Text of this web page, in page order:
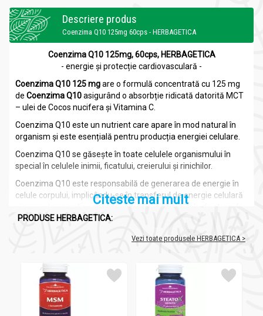
Descriere produs
Coenzima Q10 125mg 60cps - HERBAGETICA
Coenzima Q10 125mg, 60cps, HERBAGETICA
- energie și protecție cardiovasculară -
Coenzima Q10 125 mgare o formulă concentrată cu 125 mg
de Coenzima Q10asigurând o absorbție ridicată datorită MCT
– ulei de Cocos nucifera și Vitamina C.
Coenzima Q10 este un nutrient care apare în mod natural în
organism și este esențială pentru producția energiei celulare.
Coenzima Q10 se găsește în toate celulele organismului în
special în celulele inimii, ficatului, creierului și rinichilor.
Coenzima Q10 este responsabilă de generarea de energie în
celule corpului, implicându-se în transferul de energie celulară
și servește ca antioxidant pentru a proteja celulele de stresul
oxidativ.
O dată cu înaintarea în vârstă și datorită apariției unor afecțiuni
Nivelul scăzut de Coenzima Q10 poate fi asociat cu boli
precum boli cardiace, cancerul, diabetul, precum și cu
tulburările neurodegenerative.
Citeste mai mult
PRODUSE HERBAGETICA:
Vezi toate produsele HERBAGETICA >